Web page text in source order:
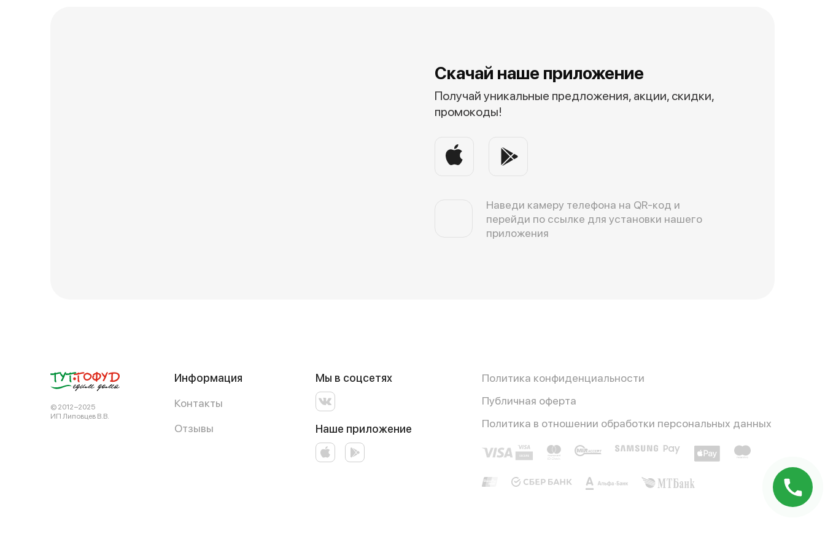
Скачай наше приложение
Получай уникальные предложения, акции, скидки,
промокоды!
Наведи камеру телефона на QR-код и
перейди по ссылке для установки нашего
приложения
© 2012−2025
ИП Липовцев В.В.
Информация
Контакты
Отзывы
Мы в соцсетях
Наше приложение
Политика конфиденциальности
Публичная оферта
Политика в отношении обработки персональных данных